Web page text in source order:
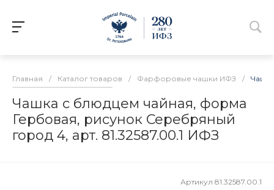
Главная / Каталог товаров / Фарфоровые чашки ИФЗ /
Чашка с блюдцем чайная, форма
Гербовая, рисунок Серебряный
город 4, арт. 81.32587.00.1 ИФЗ
Артикул 81.32587.00.1